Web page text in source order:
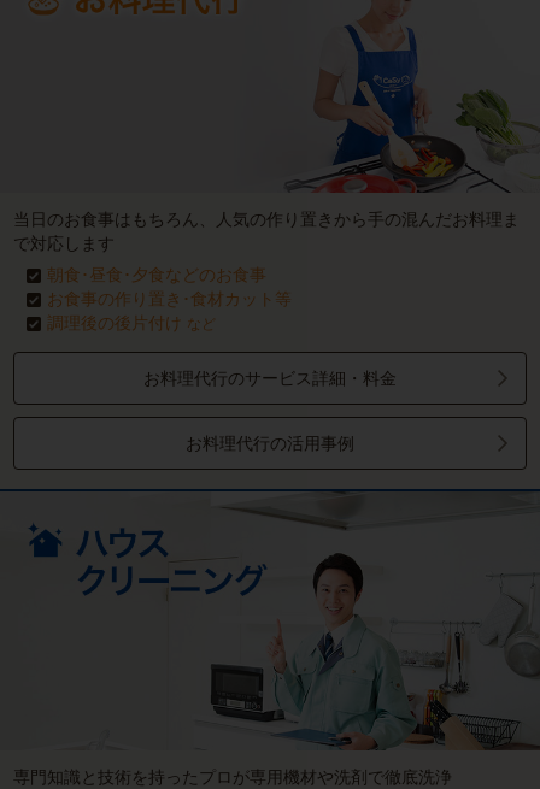
当日のお食事はもちろん、人気の作り置きから手の混んだお料理ま
で対応します
朝食･昼食･夕食などのお食事
お食事の作り置き･食材カット等
調理後の後片付け など
お料理代行のサービス詳細・料金
お料理代行の活用事例
専門知識と技術を持ったプロが専用機材や洗剤で徹底洗浄